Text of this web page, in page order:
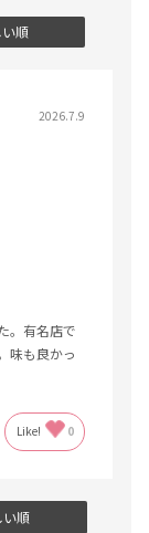
順
2026.7.9
。有名店で
味も良かっ
Like! 0
順